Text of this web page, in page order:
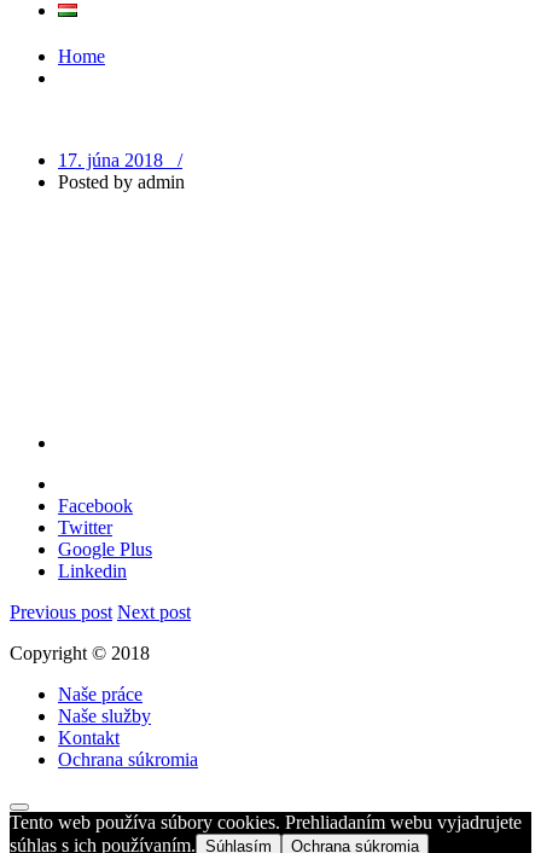
Home
17. júna 2018 /
Posted by admin
Facebook
Twitter
Google Plus
Linkedin
Previous post Next post
Copyright © 2018
Naše práce
Naše služby
Kontakt
Ochrana súkromia
Tento web používa súbory cookies. Prehliadaním webu vyjadrujete
súhlas s ich používaním. Súhlasím Ochrana súkromia